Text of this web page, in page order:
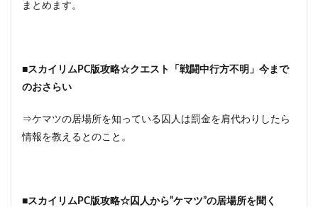
まとめます。
■スカイリムPC版攻略☆クエスト「戦闘中行方不明」今まで
のおさらい
⇒ケマツの居場所を知っている囚人は罰金を肩代わりしたら
情報を教えるとのこと。
■スカイリムPC版攻略☆囚人から”ケマツ”の居場所を聞く